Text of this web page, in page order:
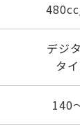
デジ
タ
140